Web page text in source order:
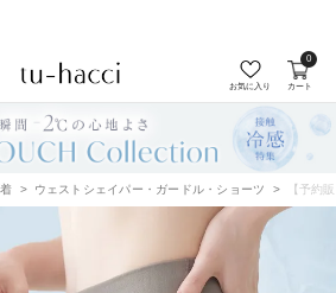
すぐ使えるポイントプレゼント！
お気に入り カート
0
ウェストシェイパー・ガードル・ショーツ 【予約